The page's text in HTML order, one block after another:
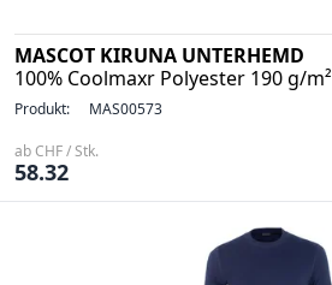
MASCOT KIRUNA UNTERHEMD
100% Coolmaxr Polyester 190 g/m²
Produkt: MAS00573
ab CHF / Stk.
58.32